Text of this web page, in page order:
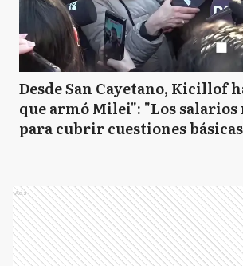
Desde San Cayetano, Kicillof
que armó Milei": "Los salarios
para cubrir cuestiones
Ads